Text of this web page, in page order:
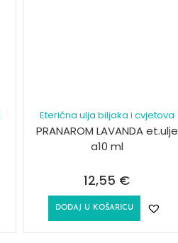
Eterična ulja biljaka i cvjetova
PRANAROM LAVANDA et.ulje
a10 ml
12,55 €
DODAJ U KOŠARICU